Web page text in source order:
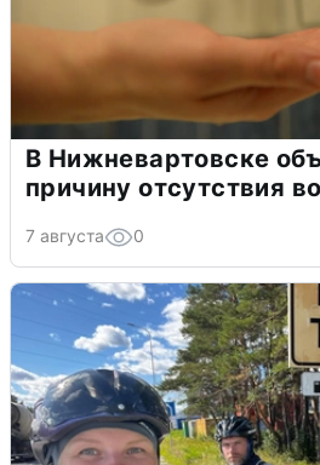
В Нижневартовске
причину отсутствия
7 августа 0